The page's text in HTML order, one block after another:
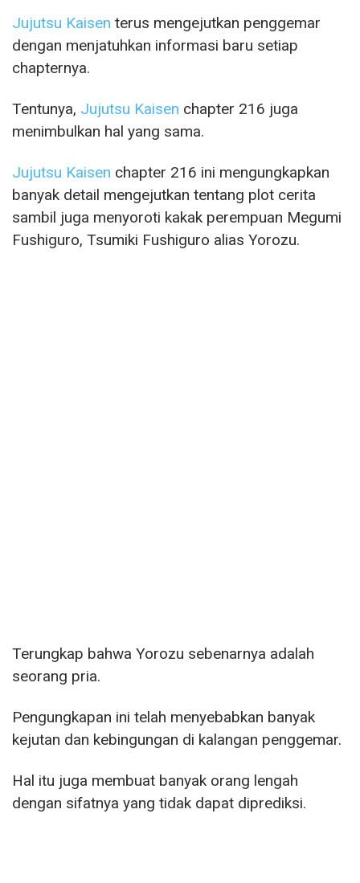
Jujutsu Kaisen terus mengejutkan penggemar
dengan menjatuhkan informasi baru setiap
chapternya.
Tentunya, Jujutsu Kaisen chapter 216 juga
menimbulkan hal yang sama.
Jujutsu Kaisen chapter 216 ini mengungkapkan
banyak detail mengejutkan tentang plot cerita
sambil juga menyoroti kakak perempuan Megumi
Fushiguro, Tsumiki Fushiguro alias Yorozu.
Terungkap bahwa Yorozu sebenarnya adalah
seorang pria.
Pengungkapan ini telah menyebabkan banyak
kejutan dan kebingungan di kalangan penggemar.
Hal itu juga membuat banyak orang lengah
dengan sifatnya yang tidak dapat diprediksi.